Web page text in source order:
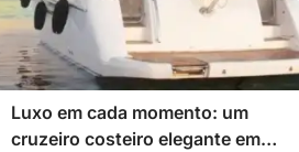
Luxo em cada momento: um
cruzeiro costeiro elegante em